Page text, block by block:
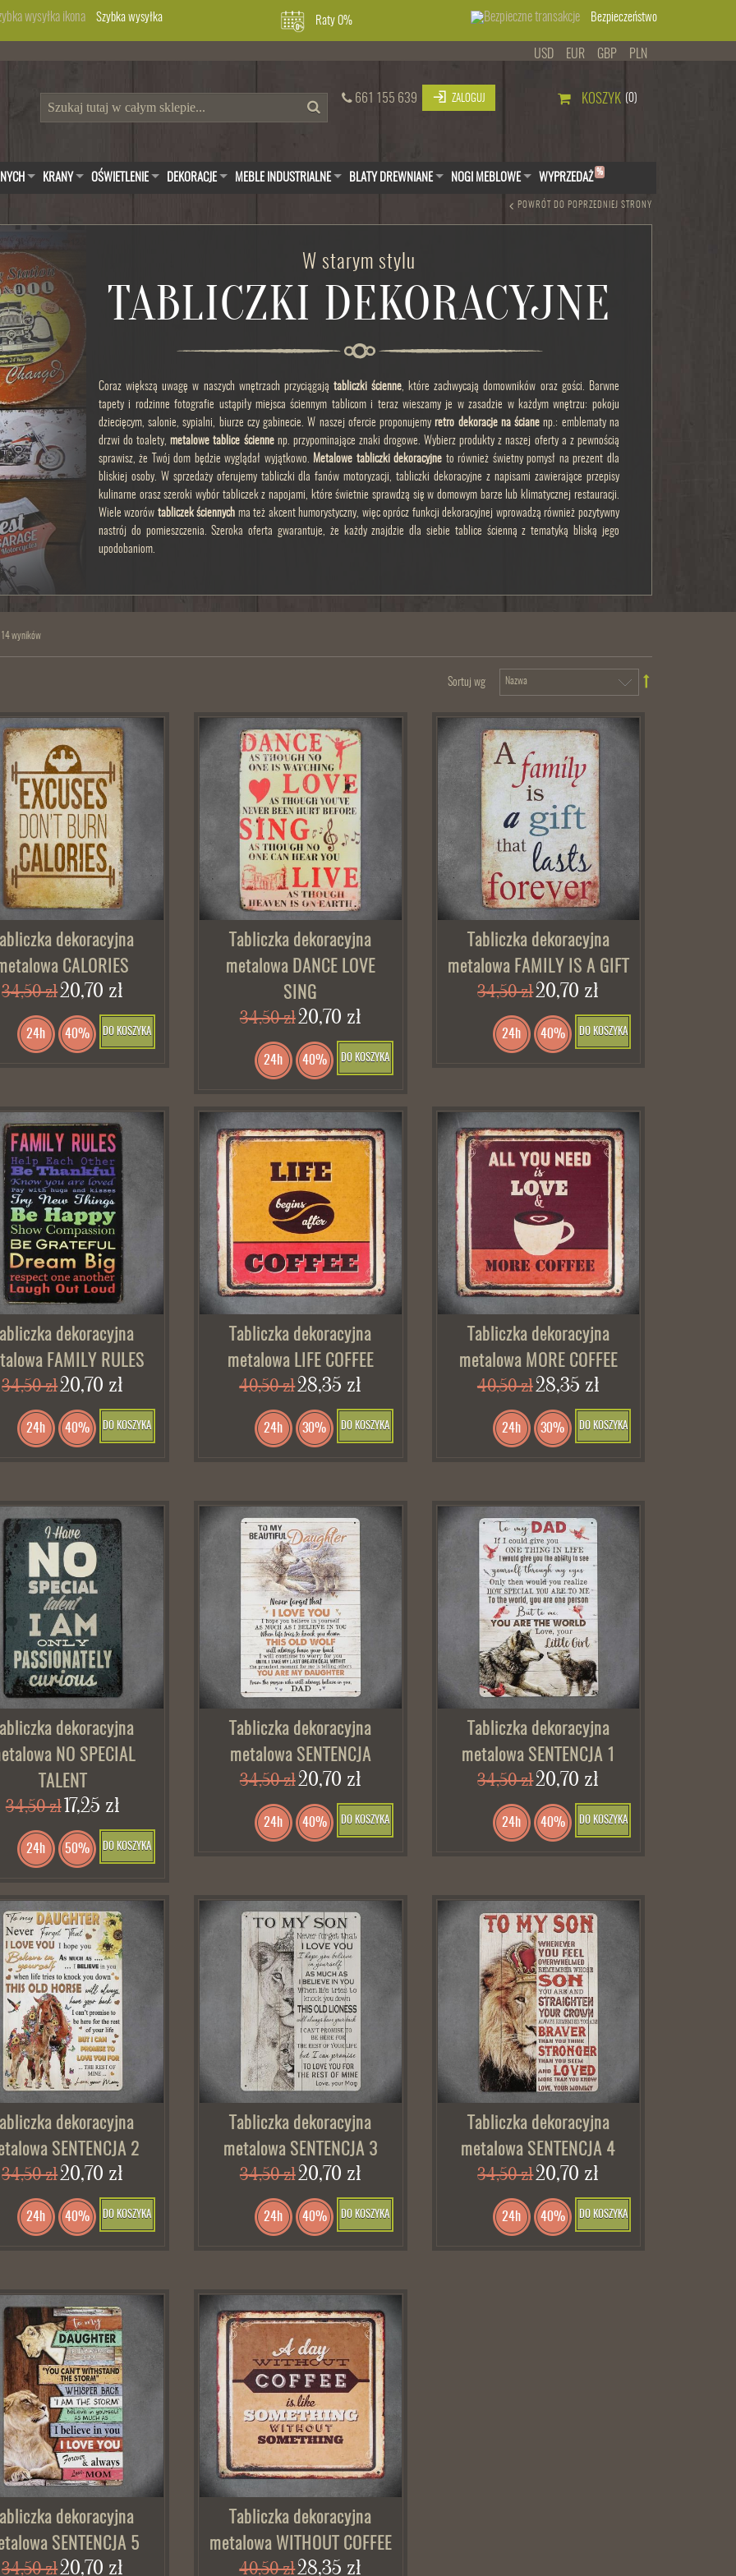
Szybka wysyłka Raty 0% Bezpieczeństwo
USD EUR GBP PLN
661 155 639 ZALOGUJ KOSZYK (0)
KRANY OŚWIETLENIE DEKORACJE MEBLE INDUSTRIALNE BLATY DREWNIANE NOGI MEBLOWE WYPRZEDAŻ %
POWRÓT DO POPRZEDNIEJ STRONY
W starym stylu
TABLICZKI DEKORACYJNE
Coraz większą uwagę w naszych wnętrzach przyciągają tabliczki ścienne, które zachwycają domowników oraz gości. Barwne
tapety i rodzinne fotografie ustąpiły miejsca ściennym tablicom i teraz wieszamy je w zasadzie w każdym wnętrzu: pokoju
dziecięcym, salonie, sypialni, biurze czy gabinecie. W naszej ofercie proponujemy retro dekoracje na ściane np.: emblematy na
drzwi do toalety, metalowe tablice ściennenp. przypominające znaki drogowe. Wybierz produkty z naszej oferty a z pewnością
sprawisz, że Twój dom będzie wyglądał wyjątkowo. Metalowe tabliczki dekoracyjne to również świetny pomysł na prezent dla
bliskiej osoby. W sprzedaży oferujemy tabliczki dla fanów motoryzacji, tabliczki dekoracyjne z napisami zawierające przepisy
kulinarne orasz szeroki wybór tabliczek z napojami, które świetnie sprawdzą się w domowym barze lub klimatycznej restauracji.
Wiele wzorów tabliczek ściennych ma też akcent humorystyczny, więc oprócz funkcji dekoracyjnej wprowadzą również pozytywny
nastrój do pomieszczenia. Szeroka oferta gwarantuje, że każdy znajdzie dla siebie tablice ścienną z tematyką bliską jego
upodobaniom.
wyników
Sortuj wg
dekoracyjna
CALORIES
34,50 zł20,70 zł
DO KOSZYKA
24h 40%
Tabliczka dekoracyjna
metalowa DANCE LOVE
SING
34,50 zł20,70 zł
DO KOSZYKA
24h 40%
Tabliczka dekoracyjna
metalowa FAMILY IS A GIFT
34,50 zł20,70 zł
DO KOSZYKA
24h 40%
dekoracyjna
FAMILY RULES
34,50 zł20,70 zł
DO KOSZYKA
24h 40%
Tabliczka dekoracyjna
metalowa LIFE COFFEE
40,50 zł28,35 zł
DO KOSZYKA
24h 30%
Tabliczka dekoracyjna
metalowa MORE COFFEE
40,50 zł28,35 zł
DO KOSZYKA
24h 30%
dekoracyjna
NO SPECIAL
TALENT
34,50 zł17,25 zł
DO KOSZYKA
24h 50%
Tabliczka dekoracyjna
metalowa SENTENCJA
34,50 zł20,70 zł
DO KOSZYKA
24h 40%
Tabliczka dekoracyjna
metalowa SENTENCJA 1
34,50 zł20,70 zł
DO KOSZYKA
24h 40%
dekoracyjna
SENTENCJA 2
34,50 zł20,70 zł
DO KOSZYKA
24h 40%
Tabliczka dekoracyjna
metalowa SENTENCJA 3
34,50 zł20,70 zł
DO KOSZYKA
24h 40%
Tabliczka dekoracyjna
metalowa SENTENCJA 4
34,50 zł20,70 zł
DO KOSZYKA
24h 40%
dekoracyjna
SENTENCJA 5
34,50 zł20,70 zł
Tabliczka dekoracyjna
metalowa WITHOUT COFFEE
40,50 zł28,35 zł